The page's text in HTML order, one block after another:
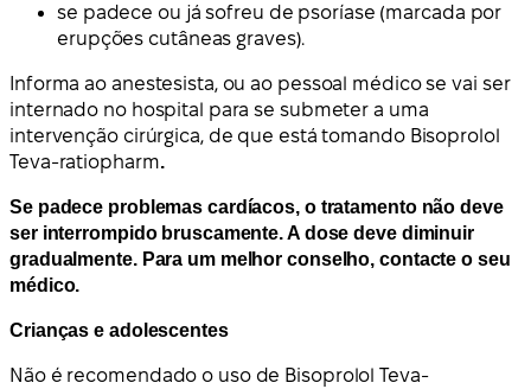
se padece ou já sofreu de psoríase (marcada por
erupções cutâneas graves).
Informa ao anestesista, ou ao pessoal médico se vai ser
internado no hospital para se submeter a uma
intervenção cirúrgica, de que está tomando Bisoprolol
Teva-ratiopharm.
Se padece problemas cardíacos, o tratamento não deve
ser interrompido bruscamente. A dose deve diminuir
gradualmente. Para um melhor conselho, contacte o seu
médico.
Crianças e adolescentes
Não é recomendado o uso de Bisoprolol Teva-